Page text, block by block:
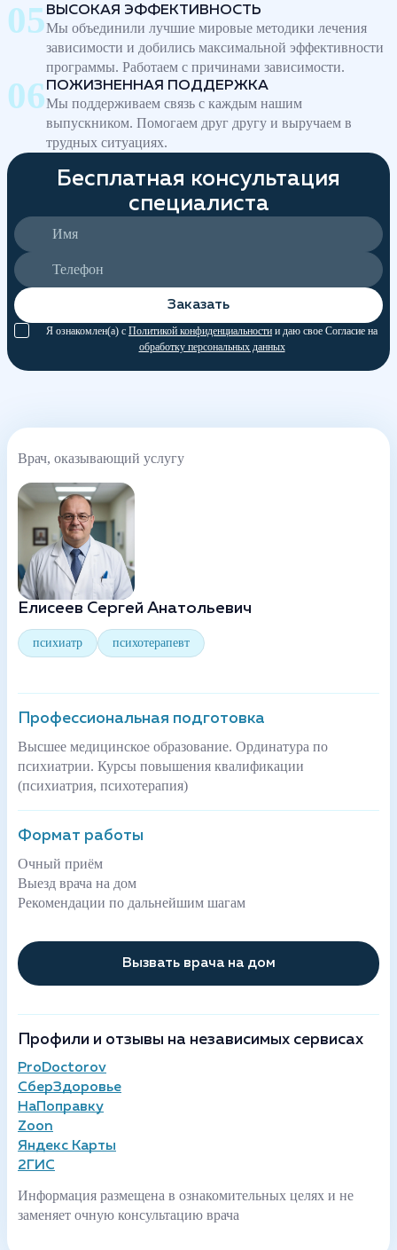
ВЫСОКАЯ ЭФФЕКТИВНОСТЬ
Мы объединили лучшие мировые методики лечения
зависимости и добились максимальной эффективности
программы. Работаем с причинами зависимости.
ПОЖИЗНЕННАЯ ПОДДЕРЖКА
Мы поддерживаем связь с каждым нашим
выпускником. Помогаем друг другу и выручаем в
трудных ситуациях.
Бесплатная консультация
специалиста
Заказать
Я ознакомлен(а) с Политикой конфиденциальности и даю свое Согласие на
обработку персональных данных
Врач, оказывающий услугу
Елисеев Сергей Анатольевич
психиатр психотерапевт
Профессиональная подготовка
Высшее медицинское образование. Ординатура по
психиатрии. Курсы повышения квалификации
(психиатрия, психотерапия)
Формат работы
Очный приём
Выезд врача на дом
Рекомендации по дальнейшим шагам
Вызвать врача на дом
Профили и отзывы на независимых сервисах
ProDoctorov
СберЗдоровье
НаПоправку
Zoon
Яндекс Карты
2ГИС
Информация размещена в ознакомительных целях и не
заменяет очную консультацию врача